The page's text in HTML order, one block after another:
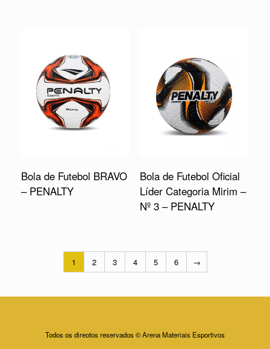
Bola de Futebol BRAVO
– PENALTY
Bola de Futebol Oficial
Líder Categoria Mirim –
Nº 3 – PENALTY
1 2 3 4 5 6 →
Todos os direotos reservados © Arena Materiais Esportivos